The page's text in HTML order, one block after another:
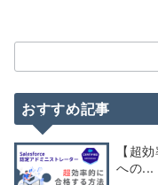
索：
おすすめ記事
【超
への...